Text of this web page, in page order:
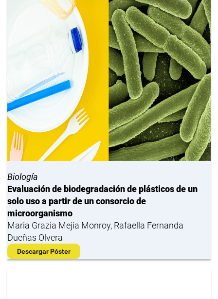
Biología
Evaluación de biodegradación de plásticos de un
solo uso a partir de un consorcio de
microorganismo
Maria Grazia Mejia Monroy, Rafaella Fernanda
Dueñas Olvera
Descargar Póster